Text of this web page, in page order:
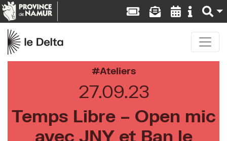
Ateliers
27.09.23
Temps Libre – Open mic
avec JNY et Ban le